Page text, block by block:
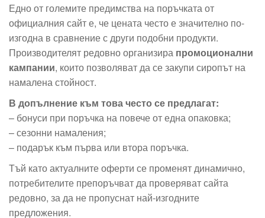
Едно от големите предимства на поръчката от
официалния сайт е, че цената често е значително по-
изгодна в сравнение с други подобни продукти.
Производителят редовно организира промоционални
кампании, които позволяват да се закупи сиропът на
намалена стойност.
В допълнение към това често се предлагат:
– бонуси при поръчка на повече от една опаковка;
– сезонни намаления;
– подарък към първа или втора поръчка.
Тъй като актуалните оферти се променят динамично,
потребителите препоръчват да проверяват сайта
редовно, за да не пропуснат най-изгодните
предложения.